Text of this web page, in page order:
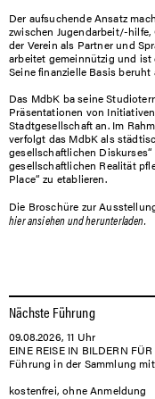
Der aufsuchende Ansatz
zwischen Jugendarbeit/-
der Verein als Partner und
arbeitet gemeinnützig und ist
Seine finanzielle Basis
Das MdbK ba seine
Präsentationen von
Stadtgesellschaft an. Im
verfolgt das MdbK als
gesellschaftlichen
gesellschaftlichen Realität
Place“ zu etablieren.
Die Broschüre zur
hier ansiehen und herunterladen.
Nächste Führung
09.08.2026, 11 Uhr
EINE REISE IN BILDERN
Führung in der Sammlung
kostenfrei, ohne Anmeldung